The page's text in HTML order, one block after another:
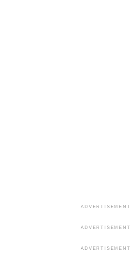
ADVERTISEMENT
ADVERTISEMENT
ADVERTISEMENT